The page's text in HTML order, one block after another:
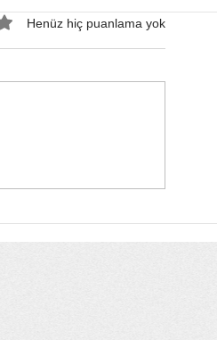
Aşırı Sıcakların
Rekoru
0 yıldız
Henüz hiç puanlama yok